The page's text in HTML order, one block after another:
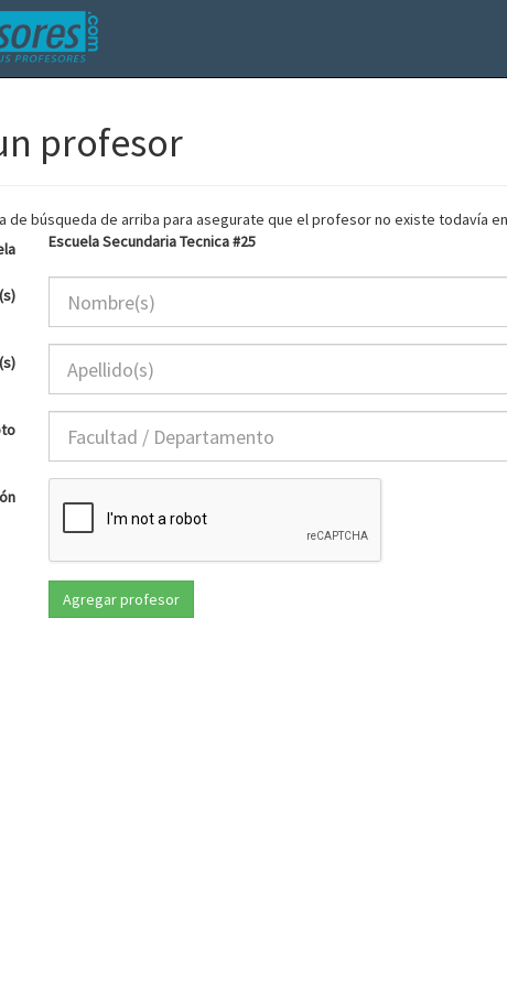
profesor
de búsqueda de arriba para asegurate que el profesor no existe todavía
Escuela Secundaria Tecnica #25